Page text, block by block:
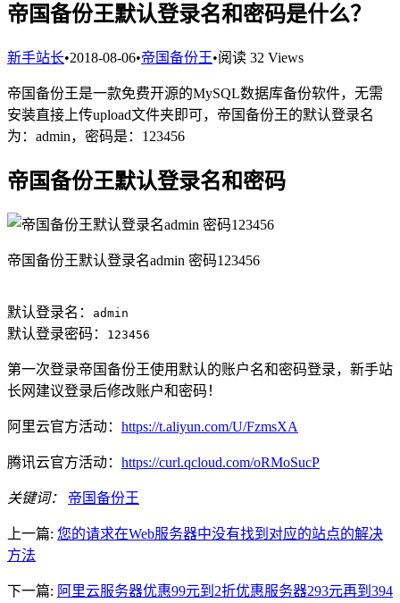
帝国备份王默认登录名和密码是什么？
新手站长•2018-08-06•帝国备份王•阅读 32 Views
帝国备份王是一款免费开源的MySQL数据库备份软件，无需
安装直接上传upload文件夹即可，帝国备份王的默认登录名
为：admin，密码是：123456
帝国备份王默认登录名和密码
帝国备份王默认登录名admin 密码123456
默认登录名： admin
默认登录密码： 123456
第一次登录帝国备份王使用默认的账户名和密码登录，新手站
长网建议登录后修改账户和密码！
阿里云官方活动： https://t.aliyun.com/U/FzmsXA
腾讯云官方活动： https://curl.qcloud.com/oRMoSucP
关键词： 帝国备份王
上一篇: 您的请求在Web服务器中没有找到对应的站点的解决
方法
下一篇: 阿里云服务器优惠99元到2折优惠服务器293元再到394